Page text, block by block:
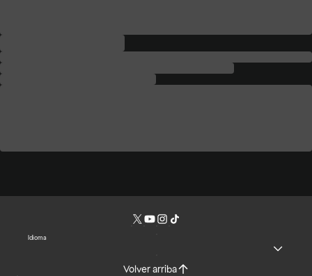
Idioma
Volver arriba